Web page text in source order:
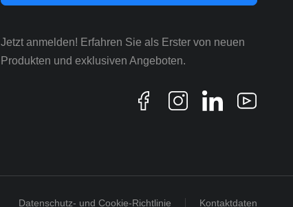
Jetzt anmelden! Erfahren Sie als Erster von neuen
Produkten und exklusiven Angeboten.
Datenschutz- und Cookie-Richtlinie Kontaktdaten